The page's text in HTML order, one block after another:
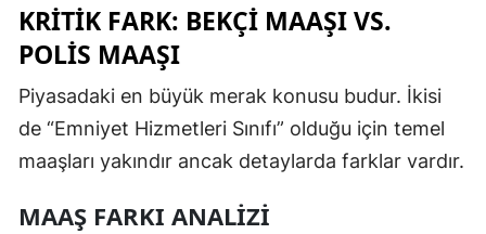
KRITIK FARK: BEKÇI MAAŞI VS.
POLIS MAAŞI
Piyasadaki en büyük merak konusu budur. İkisi
de “Emniyet Hizmetleri Sınıfı” olduğu için temel
maaşları yakındır ancak detaylarda farklar vardır.
MAAŞ FARKI ANALIZI